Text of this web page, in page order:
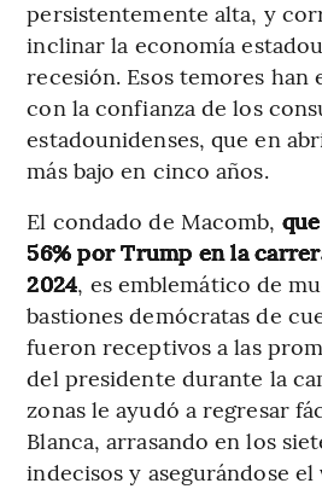
persistentemente alta, y
inclinar la economía
recesión. Esos temores han
con la confianza de los
estadounidenses, que en
más bajo en cinco años.
El condado de Macomb,
56% por Trump en la
2024, es emblemático de
bastiones demócratas de
fueron receptivos a las
del presidente durante la
zonas le ayudó a regresar
Blanca, arrasando en los
indecisos y asegurándose